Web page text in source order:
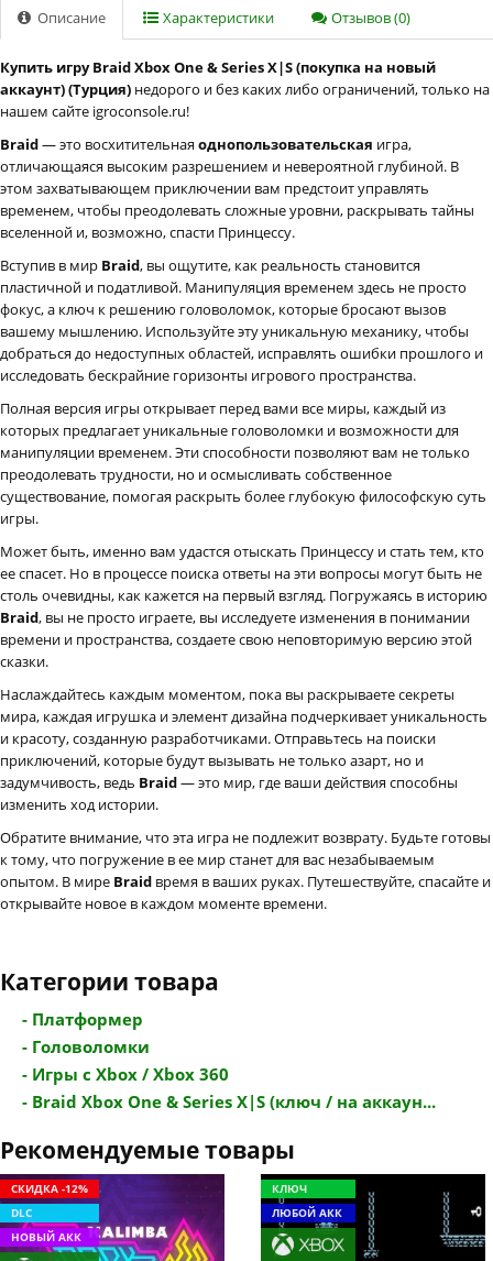
Описание Характеристики Отзывов (0)
Купить игру Braid Xbox One & Series X|S (покупка на новый
аккаунт) (Турция) недорого и без каких либо ограничений, только на
нашем сайте igroconsole.ru!
Braid— это восхитительная однопользовательская игра,
отличающаяся высоким разрешением и невероятной глубиной. В
этом захватывающем приключении вам предстоит управлять
временем, чтобы преодолевать сложные уровни, раскрывать тайны
вселенной и, возможно, спасти Принцессу.
Вступив в мир Braid, вы ощутите, как реальность становится
пластичной и податливой. Манипуляция временем здесь не просто
фокус, а ключ к решению головоломок, которые бросают вызов
вашему мышлению. Используйте эту уникальную механику, чтобы
добраться до недоступных областей, исправлять ошибки прошлого и
исследовать бескрайние горизонты игрового пространства.
Полная версия игры открывает перед вами все миры, каждый из
которых предлагает уникальные головоломки и возможности для
манипуляции временем. Эти способности позволяют вам не только
преодолевать трудности, но и осмысливать собственное
существование, помогая раскрыть более глубокую философскую суть
игры.
Может быть, именно вам удастся отыскать Принцессу и стать тем, кто
ее спасет. Но в процессе поиска ответы на эти вопросы могут быть не
столь очевидны, как кажется на первый взгляд. Погружаясь в историю
Braid, вы не просто играете, вы исследуете изменения в понимании
времени и пространства, создаете свою неповторимую версию этой
сказки.
Наслаждайтесь каждым моментом, пока вы раскрываете секреты
мира, каждая игрушка и элемент дизайна подчеркивает уникальность
и красоту, созданную разработчиками. Отправьтесь на поиски
приключений, которые будут вызывать не только азарт, но и
задумчивость, ведь Braid— это мир, где ваши действия способны
изменить ход истории.
Обратите внимание, что эта игра не подлежит возврату. Будьте готовы
к тому, что погружение в ее мир станет для вас незабываемым
опытом. В мире Braid время в ваших руках. Путешествуйте, спасайте и
открывайте новое в каждом моменте времени.
Категории товара
- Платформер
- Головоломки
- Игры с Xbox / Xbox 360
- Braid Xbox One & Series X|S (ключ / на аккаун...
Рекомендуемые товары
СКИДКА -12%
DLC
НОВЫЙ АКК
КЛЮЧ
ЛЮБОЙ АКК